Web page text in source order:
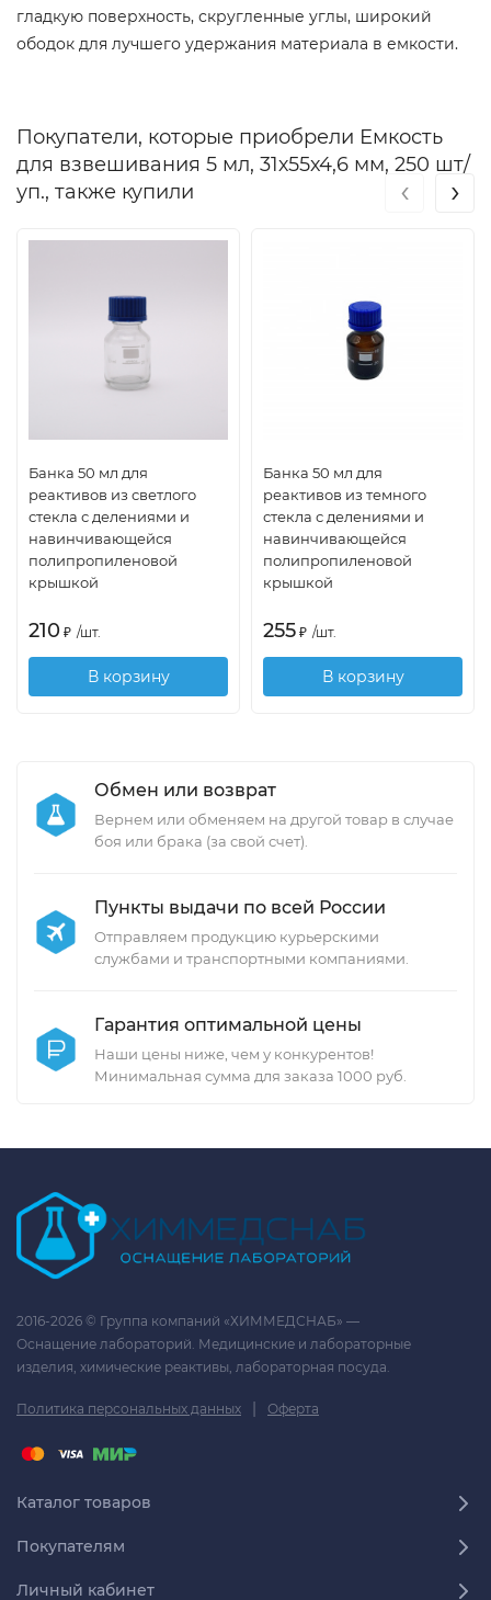
гладкую поверхность, скругленные углы, широкий
ободок для лучшего удержания материала в емкости.
Покупатели, которые приобрели Емкость
для взвешивания 5 мл, 31х55х4,6 мм, 250 шт/
уп., также купили
Банка 50 мл для
реактивов из светлого
стекла с делениями и
навинчивающейся
полипропиленовой
крышкой
210 ₽ /шт.
В корзину
Банка 50 мл для
реактивов из темного
стекла с делениями и
навинчивающейся
полипропиленовой
крышкой
255 ₽ /шт.
В корзину
‹ ›
Обмен или возврат
Вернем или обменяем на другой товар в случае
боя или брака (за свой счет).
Пункты выдачи по всей России
Отправляем продукцию курьерскими
службами и транспортными компаниями.
Гарантия оптимальной цены
Наши цены ниже, чем у конкурентов!
Минимальная сумма для заказа 1000 руб.
2016-2026 © Группа компаний «ХИММЕДСНАБ» —
Оснащение лабораторий. Медицинские и лабораторные
изделия, химические реактивы, лабораторная посуда.
Политика персональных данных | Оферта
Каталог товаров
Покупателям
Личный кабинет